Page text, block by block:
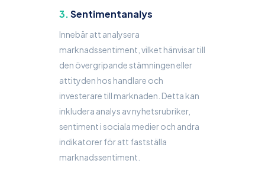
Sentimentanalys
Innebär att analysera
marknadssentiment, vilket hänvisar till
den övergripande stämningen eller
attityden hos handlare och
investerare till marknaden. Detta kan
inkludera analys av nyhetsrubriker,
sentiment i sociala medier och andra
indikatorer för att fastställa
marknadssentiment.